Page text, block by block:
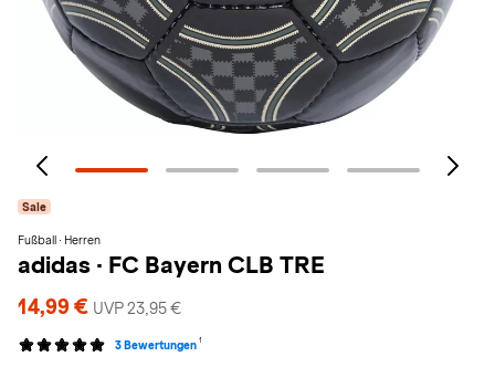
Sale
Fußball · Herren
adidas · FC Bayern CLB TRE
14,99 € UVP 23,95 €
3 Bewertungen 1